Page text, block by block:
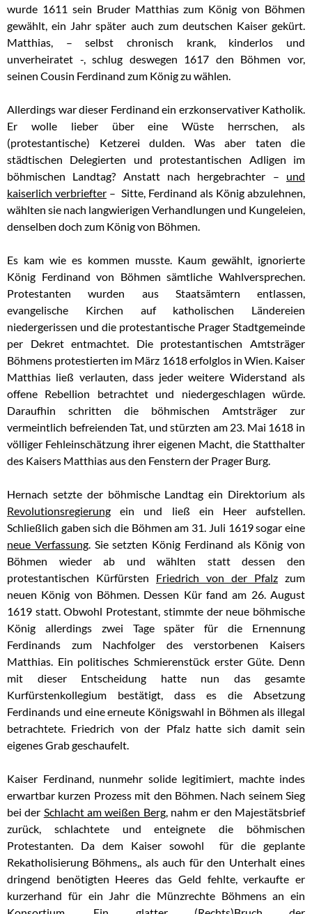
wurde 1611 sein Bruder Matthias zum König von Böhmen
gewählt, ein Jahr später auch zum deutschen Kaiser gekürt.
Matthias, – selbst chronisch krank, kinderlos und
unverheiratet -, schlug deswegen 1617 den Böhmen vor,
seinen Cousin Ferdinand zum König zu wählen.
Allerdings war dieser Ferdinand ein erzkonservativer Katholik.
Er wolle lieber über eine Wüste herrschen, als
(protestantische) Ketzerei dulden. Was aber taten die
städtischen Delegierten und protestantischen Adligen im
böhmischen Landtag? Anstatt nach hergebrachter – und
kaiserlich verbriefter – Sitte, Ferdinand als König abzulehnen,
wählten sie nach langwierigen Verhandlungen und Kungeleien,
denselben doch zum König von Böhmen.
Es kam wie es kommen musste. Kaum gewählt, ignorierte
König Ferdinand von Böhmen sämtliche Wahlversprechen.
Protestanten wurden aus Staatsämtern entlassen,
evangelische Kirchen auf katholischen Ländereien
niedergerissen und die protestantische Prager Stadtgemeinde
per Dekret entmachtet. Die protestantischen Amtsträger
Böhmens protestierten im März 1618 erfolglos in Wien. Kaiser
Matthias ließ verlauten, dass jeder weitere Widerstand als
offene Rebellion betrachtet und niedergeschlagen würde.
Daraufhin schritten die böhmischen Amtsträger zur
vermeintlich befreienden Tat, und stürzten am 23. Mai 1618 in
völliger Fehleinschätzung ihrer eigenen Macht, die Statthalter
des Kaisers Matthias aus den Fenstern der Prager Burg.
Hernach setzte der böhmische Landtag ein Direktorium als
Revolutionsregierung ein und ließ ein Heer aufstellen.
Schließlich gaben sich die Böhmen am 31. Juli 1619 sogar eine
neue Verfassung. Sie setzten König Ferdinand als König von
Böhmen wieder ab und wählten statt dessen den
protestantischen Kürfürsten Friedrich von der Pfalz zum
neuen König von Böhmen. Dessen Kür fand am 26. August
1619 statt. Obwohl Protestant, stimmte der neue böhmische
König allerdings zwei Tage später für die Ernennung
Ferdinands zum Nachfolger des verstorbenen Kaisers
Matthias. Ein politisches Schmierenstück erster Güte. Denn
mit dieser Entscheidung hatte nun das gesamte
Kurfürstenkollegium bestätigt, dass es die Absetzung
Ferdinands und eine erneute Königswahl in Böhmen als illegal
betrachtete. Friedrich von der Pfalz hatte sich damit sein
eigenes Grab geschaufelt.
Kaiser Ferdinand, nunmehr solide legitimiert, machte indes
erwartbar kurzen Prozess mit den Böhmen. Nach seinem Sieg
bei der Schlacht am weißen Berg, nahm er den Majestätsbrief
zurück, schlachtete und enteignete die böhmischen
Protestanten. Da dem Kaiser sowohl für die geplante
Rekatholisierung Böhmens,, als auch für den Unterhalt eines
dringend benötigten Heeres das Geld fehlte, verkaufte er
kurzerhand für ein Jahr die Münzrechte Böhmens an ein